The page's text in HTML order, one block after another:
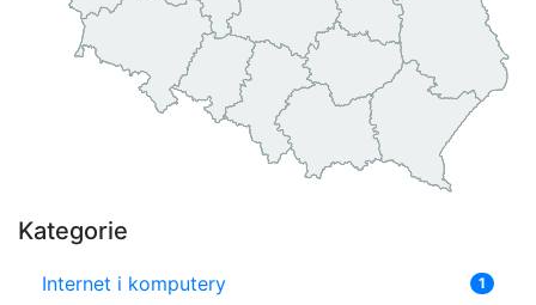
Kategorie
Internet i komputery 1